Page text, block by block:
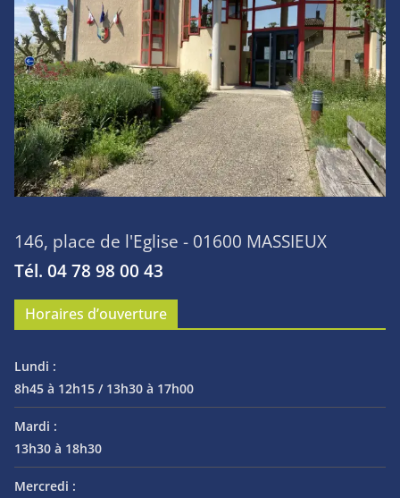
146, place de l'Eglise - 01600 MASSIEUX
Tél. 04 78 98 00 43
Horaires d’ouverture
Lundi :
8h45 à 12h15 / 13h30 à 17h00
Mardi :
13h30 à 18h30
Mercredi :